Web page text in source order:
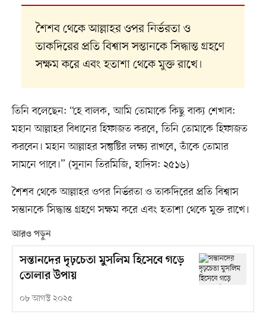
শৈশব থেকে আল্লাহর ওপর নির্ভরতা ও
তাকদিরের প্রতি বিশ্বাস সন্তানকে সিদ্ধান্ত গ্রহণে
সক্ষম করে এবং হতাশা থেকে মুক্ত রাখে।
তিনি বলেছেন: “হে বালক, আমি তোমাকে কিছু বাক্য শেখাব:
মহান আল্লাহর বিধানের হিফাজত করবে, তিনি তোমাকে হিফাজত
করবেন। মহান আল্লাহর সন্তুষ্টির লক্ষ্য রাখবে, তাঁকে তোমার
সামনে পাবে।” (সুনান তিরমিজি, হাদিস: ২৫১৬)
শৈশব থেকে আল্লাহর ওপর নির্ভরতা ও তাকদিরের প্রতি বিশ্বাস
সন্তানকে সিদ্ধান্ত গ্রহণে সক্ষম করে এবং হতাশা থেকে মুক্ত রাখে।
আরও পড়ুন
সন্তানদের দৃঢ়চেতা মুসলিম হিসেবে গড়ে
তোলার উপায়
০৮ আগস্ট ২০২৫